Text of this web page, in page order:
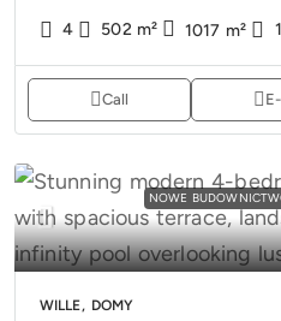
4 502 m² 1017 m²
Call
NOWE
WILLE, DOMY